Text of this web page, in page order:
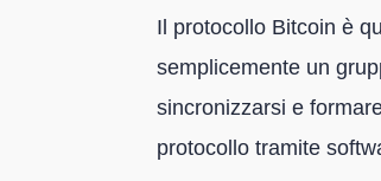
Il protocollo Bitcoin è
semplicemente un
sincronizzarsi e
protocollo tramite